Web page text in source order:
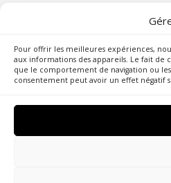
Pour offrir les meilleures expériences,
aux informations des appareils. Le fait de
que le comportement de navigation ou
consentement peut avoir un effet négatif